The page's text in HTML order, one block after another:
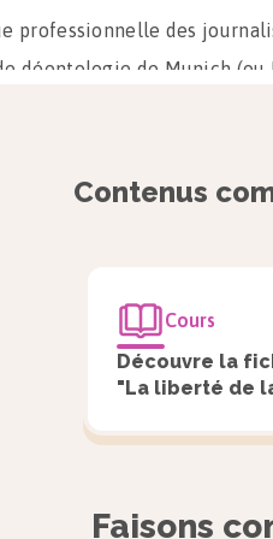
professionnelle des
déontologie de Munich
de respecter la vérité,
qu’un journaliste doit
qu’un journaliste doit
droits des journalistes, on
d’investiguer des
Contenus
Cours
Découvre la
"La liberté de
Faisons